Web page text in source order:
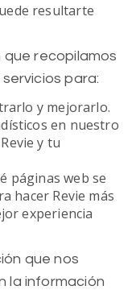
resultarte
que recopilamos
para:
y mejorarlo.
en nuestro
y tu
páginas web se
hacer Revie más
experiencia
que nos
la información